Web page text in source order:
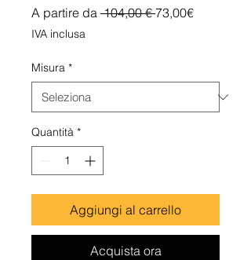
A partire da 104,00 € Prezzo
73,00€Prezzo
IVA inclusa
Misura *
Quantità *
Aggiungi al carrello
Acquista ora